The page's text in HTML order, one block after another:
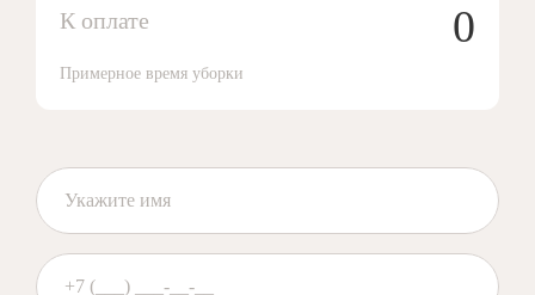
К оплате 0
Примерное время уборки